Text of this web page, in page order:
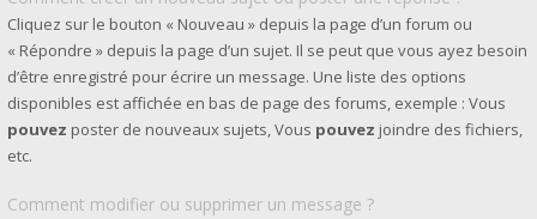
Cliquez sur le bouton « Nouveau » depuis la page d’un forum ou
« Répondre » depuis la page d’un sujet. Il se peut que vous ayez besoin
d’être enregistré pour écrire un message. Une liste des options
disponibles est affichée en bas de page des forums, exemple : Vous
pouvez poster de nouveaux sujets, Vous pouvez joindre des fichiers,
etc.
Comment modifier ou supprimer un message ?